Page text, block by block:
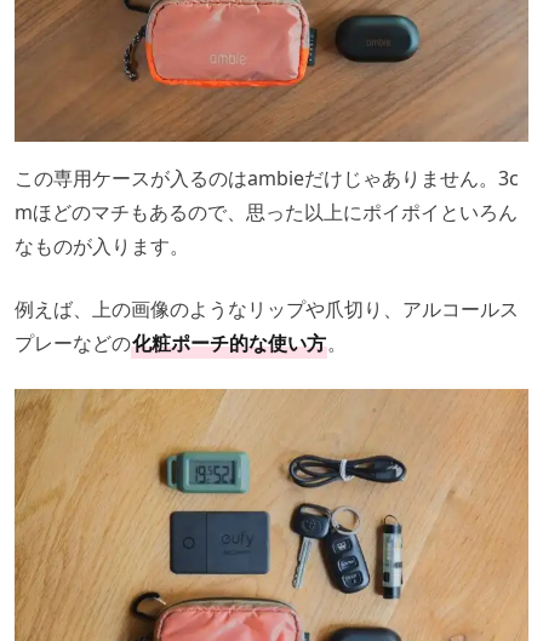
この専用ケースが入るのはambieだけじゃありません。3c
mほどのマチもあるので、思った以上にポイポイといろん
なものが入ります。
例えば、上の画像のようなリップや爪切り、アルコールス
プレーなどの化粧ポーチ的な使い方。